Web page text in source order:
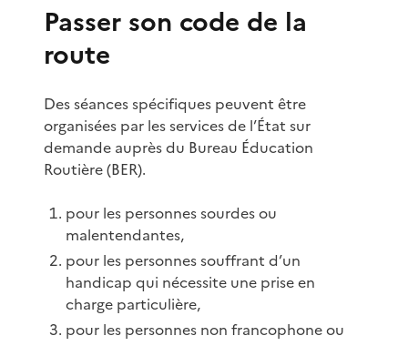
Passer son code de la
route
Des séances spécifiques peuvent être
organisées par les services de l’État sur
demande auprès du Bureau Éducation
Routière (BER).
pour les personnes sourdes ou
malentendantes,
pour les personnes souffrant d’un
handicap qui nécessite une prise en
charge particulière,
pour les personnes non francophone ou